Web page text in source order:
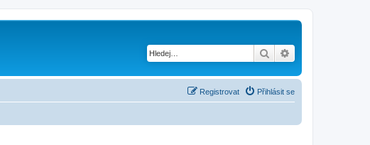
Hledat
Přihlásit se
Registrovat